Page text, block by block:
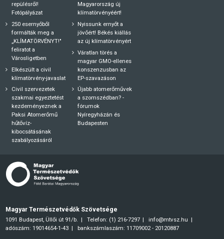
repülésről!
Fotópályázat
250 esernyőből
formálták meg a
„KLÍMATÖRVÉNYT!"
feliratot a
Városligetben
Elkészült a civil
klímatörvény-javaslat
Civil szervezetek
szakmai egyeztetést
kezdeményeznek a
Paksi Atomerőmű
hűtővíz-
kibocsátásának
szabályozásáról
Magyarország új
klímatörvényéért!
Nyissunk ernyőt a
jövőért! Békés kiállás
az új klímatörvényért
Váratlan törés a
magyar GMO-ellenes
konszenzusban az
EP-szavazáson
Újabb atomerőművek
a szomszédban? -
fórumok
Nyíregyházán és
Budapesten
Magyar Természetvédők Szövetsége
1091 Budapest, Üllői út 91/b.
Telefon: (1) 216-7297
info@mtvsz.hu
adószám: 19014654-1-43
bankszámlaszám: 11709002 - 20120887